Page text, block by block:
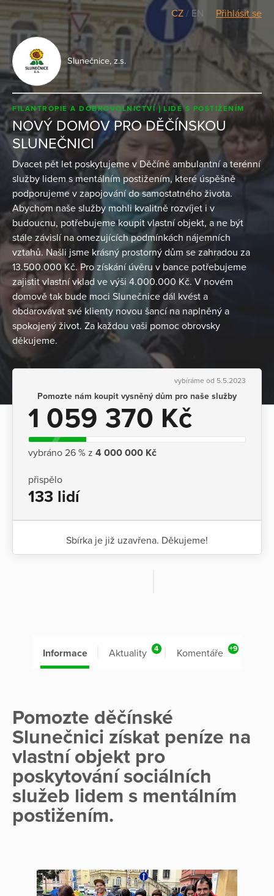
CZ / EN Přihlásit se
Slunečnice, z.s.
FILANTROPIE A DOBROVOLNICTVÍ LIDÉ S POSTIŽENÍM
NOVÝ DOMOV PRO DĚČÍNSKOU
SLUNEČNICI
Dvacet pět let poskytujeme v Děčíně ambulantní a terénní
služby lidem s mentálním postižením, které úspěšně
podporujeme v zapojování do samostatného života.
Abychom naše služby mohli kvalitně rozvíjet i v
budoucnu, potřebujeme koupit vlastní objekt, a ne být
stále závislí na omezujících podmínkách nájemních
vztahů. Našli jsme krásný prostorný dům se zahradou za
13.500.000 Kč. Pro získání úvěru v bance potřebujeme
zajistit vlastní vklad ve výši 4.000.000 Kč. V novém
domově tak bude moci Slunečnice dál kvést a
obdarovávat své klienty novou šancí na naplněný a
spokojený život. Za každou vaši pomoc obrovsky
děkujeme.
vybíráme od 5.5.2023
Pomozte nám koupit vysněný dům pro naše služby
1 059 370 Kč
vybráno 26 % z 4 000 000 Kč
přispělo
133 lidí
Sbírka je již uzavřena. Děkujeme!
Informace Aktuality 4 Komentáře +9
Pomozte děčínské
Slunečnici získat peníze na
vlastní objekt pro
poskytování sociálních
služeb lidem s mentálním
postižením.